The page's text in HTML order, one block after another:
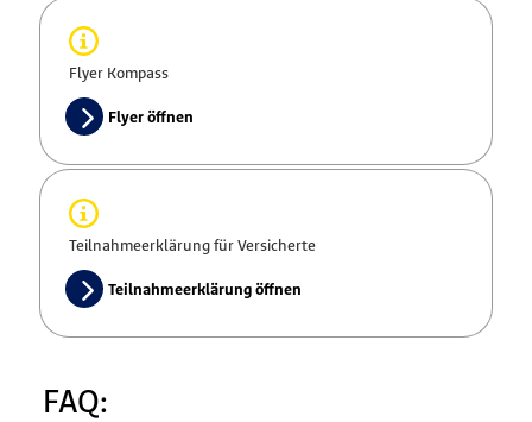
Flyer Kompass
Flyer öffnen
Teilnahmeerklärung für Versicherte
Teilnahmeerklärung öffnen
FAQ: